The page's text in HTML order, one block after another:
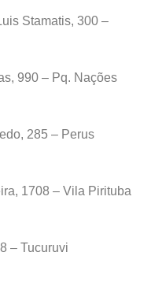
Stamatis, 300 –
990 – Pq. Nações
285 – Perus
1708 – Vila Pirituba
– Tucuruvi